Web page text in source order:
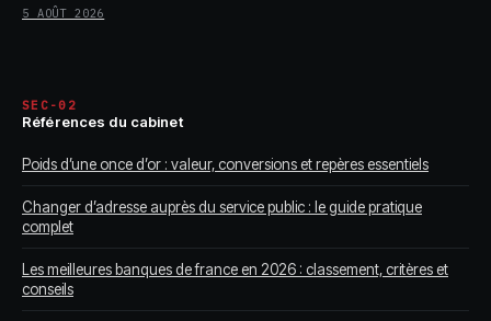
5 AOÛT 2026
SEC-02
Références du cabinet
Poids d’une once d’or : valeur, conversions et repères essentiels
Changer d’adresse auprès du service public : le guide pratique
complet
Les meilleures banques de france en 2026 : classement, critères et
conseils